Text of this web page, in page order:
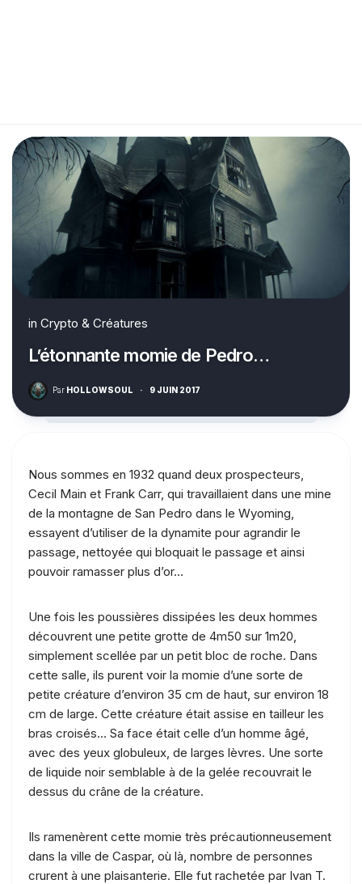
in Crypto & Créatures
L’étonnante momie de Pedro…
Par HOLLOWSOUL · 9 JUIN 2017
Nous sommes en 1932 quand deux prospecteurs,
Cecil Main et Frank Carr, qui travaillaient dans une mine
de la montagne de San Pedro dans le Wyoming,
essayent d’utiliser de la dynamite pour agrandir le
passage, nettoyée qui bloquait le passage et ainsi
pouvoir ramasser plus d’or…
Une fois les poussières dissipées les deux hommes
découvrent une petite grotte de 4m50 sur 1m20,
simplement scellée par un petit bloc de roche. Dans
cette salle, ils purent voir la momie d’une sorte de
petite créature d’environ 35 cm de haut, sur environ 18
cm de large. Cette créature était assise en tailleur les
bras croisés… Sa face était celle d’un homme âgé,
avec des yeux globuleux, de larges lèvres. Une sorte
de liquide noir semblable à de la gelée recouvrait le
dessus du crâne de la créature.
Ils ramenèrent cette momie très précautionneusement
dans la ville de Caspar, où là, nombre de personnes
crurent à une plaisanterie. Elle fut rachetée par Ivan T.